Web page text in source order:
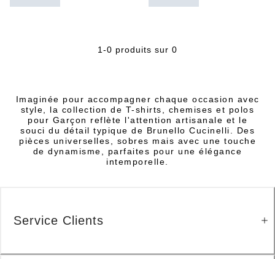
1-0 produits sur 0
Imaginée pour accompagner chaque occasion avec
style, la collection de T-shirts, chemises et polos
pour Garçon reflète l'attention artisanale et le
souci du détail typique de Brunello Cucinelli. Des
pièces universelles, sobres mais avec une touche
de dynamisme, parfaites pour une élégance
intemporelle.
Service Clients